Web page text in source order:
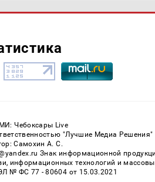
Чебоксары Live
"Лучшие Медиа Решения"
Самохин А. С.
Знак информационной
информационных технологий и
№ ФС 77 - 80604 от 15.03.2021